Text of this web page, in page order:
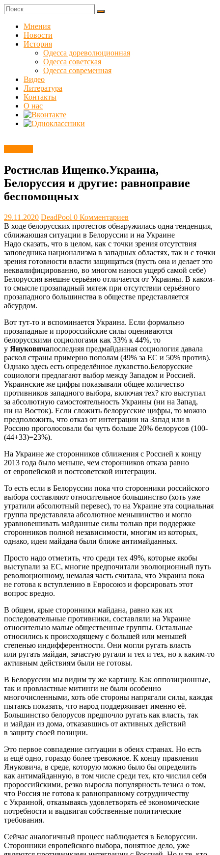
Skip
to
content
Куликовец
Сайт
одесского
сопротивления
Мнения
Новости
История
Одесса дореволюционная
Одесса советская
Одесса современная
Видео
Литература
Контакты
О нас
Ростислав Ищенко.Украина,
Белоруссия и другие: равноправие
беспомощных
29.11.2020 DeadPool 0 Комментариев
В ходе белорусских протестов обнаружилась одна тенденция,
сближающая ситуации в Белоруссии и на Украине
Надо сказать, что в целом, как с точки зрения отсутствия
заповедника национализма в западных областях, так и с точки
зрения готовности власти защищаться (пусть она и делает это
неквалифицированно, во многом нанося ущерб самой себе)
Белоруссия внешне серьёзно отличается от Украины. В каком-
то смысле прозападный мятеж при отсутствии серьёзного
прозападного большинства в обществе представляется
абсурдом.
Вот тут-то и вспоминается Украина. Если формально
прозападные и пророссийские силы оцениваются
белорусскими социологами как 33% к 44%, то
у Януковичапоследняя предмайданная социология давала
раскол страны примерно пополам (49% за ЕС и 50% против).
Однако здесь есть определённое лукавство.Белорусские
социологи предлагают выбор между Западом и Россией.
Украинские же цифры показывали общее количество
противников западного выбора, включая тех? кто выступал
за абсолютную самостоятельность Украины (ни на Запад,
ни на Восток). Если сложить белорусские цифры, то можно
предположить, что отказ от интеграции на Запад или в
Россию проголосовали бы чуть больше 20% белорусов (100-
(44+33)=23%).
На Украине же сторонников сближения с Россией к концу
2013 года было меньше, чем сторонников отказа равно
от европейской и постсоветской интеграции.
То есть если в Белоруссии пока что сторонники российского
выбора составляют относительное большинство (хоть уже
утратили абсолютный перевес), то на Украине эта социальная
группа представляла абсолютное меньшинство и могло
уравновешивать майданные силы только при поддержке
сторонников полной независимости, многим из которых,
однако, идеи майдана были ближе антимайданных.
Просто надо отметить, что среди тех 49%, которые якобы
выступали за ЕС, многие предпочитали эволюционный путь
революционному, немалая часть считала, что Украина пока
не готова к вступлению в Евросоюз и форсировать этот
вопрос вредно.
В общем, ярые сторонники майдана, равно как их
последовательные противники, составляли на Украине
относительно малые общественные группы. Остальные
относились к происходящему с большей или меньшей
степенью индифферентности. Они могли ругать власть
или ругать майдан, зачастую ругали и тех и тех, но к каким-то
активным действиям были не готовы.
В Белоруссии мы видим ту же картину. Как оппозиционные,
так и провластные митинги не были особенно
многочисленными, хоть обе стороны напрягали силы, каждая
пытаясь показать, что народ поддерживает именно её.
Большинство белорусов предпочло ругать как власть, так
и майдан из дома, отказавшись от активных действий
в защиту своей позиции.
Это первое совпадение ситуации в обеих странах. Но есть
и ещё одно, гораздо более тревожное. К концу правления
Януковича, в среде, которую можно было бы определить
как антимайданную, в том числе среди тех, кто числил себя
пророссийскими, резко выросла популярность тезиса о том,
что Россия не готова к равноправному сотрудничеству
с Украиной, отказываясь удовлетворять её экономические
потребности и выдвигая собственные политические
требования.
Сейчас аналогичный процесс наблюдается в Белоруссии.
Сторонники европейского выбора, понятное дело, уже